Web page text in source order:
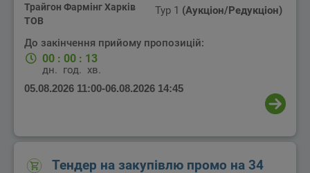
Трайгон Фармінг Харків
ТОВ
Тур 1 (Аукціон/Редукціон)
До закінчення прийому пропозицій:
00 : 00 : 13
дн. год. хв.
05.08.2026 11:00-06.08.2026 14:45
Тендер на закупівлю промо на 34